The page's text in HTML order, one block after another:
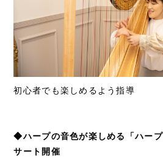
初心者でも楽しめるよう指導
◆ハープの音色が楽しめる「ハー
サート開催